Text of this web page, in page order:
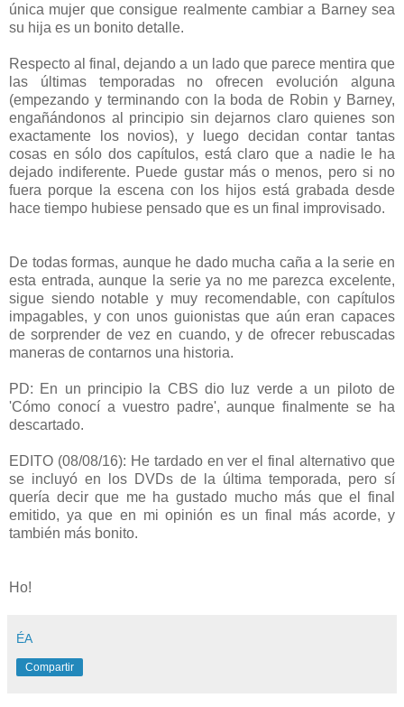
única mujer que consigue realmente cambiar a Barney sea
su hija es un bonito detalle.
Respecto al final, dejando a un lado que parece mentira que
las últimas temporadas no ofrecen evolución alguna
(empezando y terminando con la boda de Robin y Barney,
engañándonos al principio sin dejarnos claro quienes son
exactamente los novios), y luego decidan contar tantas
cosas en sólo dos capítulos, está claro que a nadie le ha
dejado indiferente. Puede gustar más o menos, pero si no
fuera porque la escena con los hijos está grabada desde
hace tiempo hubiese pensado que es un final improvisado.
De todas formas, aunque he dado mucha caña a la serie en
esta entrada, aunque la serie ya no me parezca excelente,
sigue siendo notable y muy recomendable, con capítulos
impagables, y con unos guionistas que aún eran capaces
de sorprender de vez en cuando, y de ofrecer rebuscadas
maneras de contarnos una historia.
PD: En un principio la CBS dio luz verde a un piloto de
'Cómo conocí a vuestro padre', aunque finalmente se ha
descartado.
EDITO (08/08/16): He tardado en ver el final alternativo que
se incluyó en los DVDs de la última temporada, pero sí
quería decir que me ha gustado mucho más que el final
emitido, ya que en mi opinión es un final más acorde, y
también más bonito.
Ho!
ÉA
Compartir